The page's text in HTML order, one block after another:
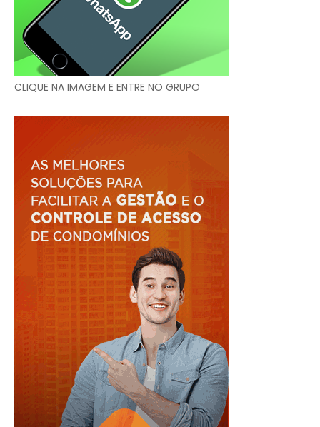
CLIQUE NA IMAGEM E ENTRE NO GRUPO